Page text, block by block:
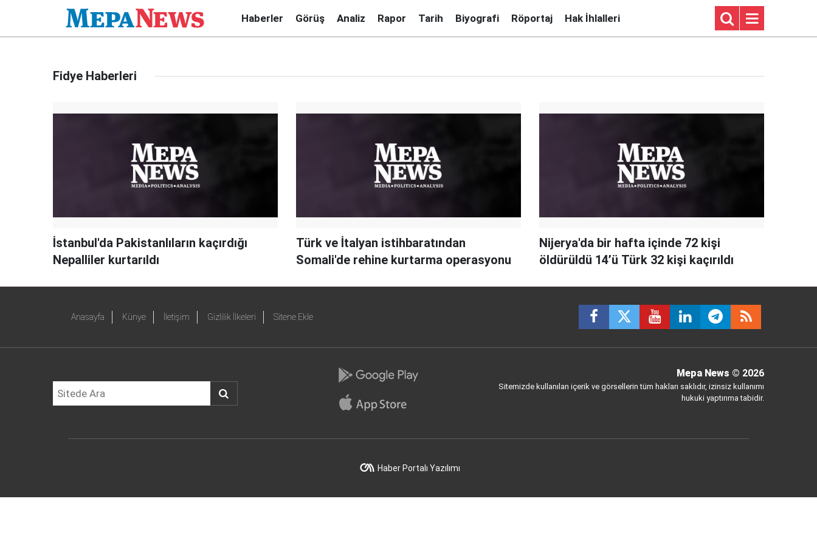
Haberler Görüş Analiz Rapor Tarih Biyografi Röportaj Hak İhlalleri
Fidye Haberleri
İstanbul'da Pakistanlıların kaçırdığı
Nepalliler kurtarıldı
Türk ve İtalyan istihbaratından
Somali'de rehine kurtarma operasyonu
Nijerya'da bir hafta içinde 72 kişi
öldürüldü 14’ü Türk 32 kişi kaçırıldı
Anasayfa Künye İletişim Gizlilik İlkeleri Sitene Ekle
Mepa News © 2026
Sitemizde kullanılan içerik ve görsellerin tüm hakları saklıdır, izinsiz kullanımı
hukuki yaptırıma tabidir.
Haber Portalı Yazılımı